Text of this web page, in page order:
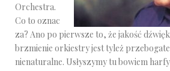
Orchestra.
Co to oznac
za? Ano po pierwsze to, że jakość
brzmienie orkiestry jest tyleż
nienaturalne. Usłyszymy tu bowiem